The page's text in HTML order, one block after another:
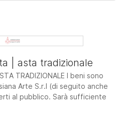
| asta tradizionale
TRADIZIONALE I beni sono
Arte S.r.l (di seguito anche
al pubblico. Sarà sufficiente